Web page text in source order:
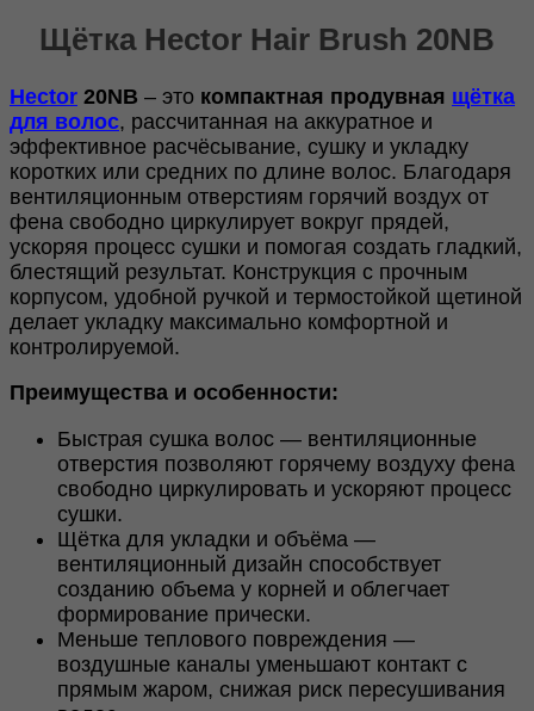
Щётка Hector Hair Brush 20NB
Hector 20NB – это компактная продувная щётка
для волос, рассчитанная на аккуратное и
эффективное расчёсывание, сушку и укладку
коротких или средних по длине волос. Благодаря
вентиляционным отверстиям горячий воздух от
фена свободно циркулирует вокруг прядей,
ускоряя процесс сушки и помогая создать гладкий,
блестящий результат. Конструкция с прочным
корпусом, удобной ручкой и термостойкой щетиной
делает укладку максимально комфортной и
контролируемой.
Преимущества и особенности:
Быстрая сушка волос — вентиляционные
отверстия позволяют горячему воздуху фена
свободно циркулировать и ускоряют процесс
сушки.
Щётка для укладки и объёма —
вентиляционный дизайн способствует
созданию объема у корней и облегчает
формирование прически.
Меньше теплового повреждения —
воздушные каналы уменьшают контакт с
прямым жаром, снижая риск пересушивания